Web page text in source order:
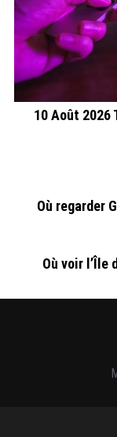
10 Août 2026
Où regarder
Où voir l’Île